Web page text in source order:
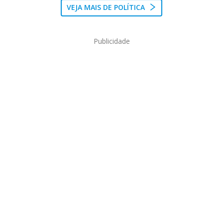
VEJA MAIS DE POLÍTICA
Publicidade